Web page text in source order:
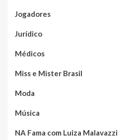
Jogadores
Jurídico
Médicos
Miss e Mister Brasil
Moda
Música
NA Fama com Luiza Malavazzi